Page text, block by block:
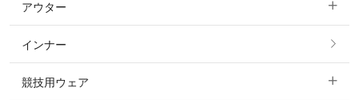
フルグリップ・尻革 キュロット
ニーグリップ・膝革 キュロット
すべてのトップス
ポロシャツ
カットソー・Tシャツ・タンクトップ
アウター
すべてのアウター
コート
インナー
競技用ウェア